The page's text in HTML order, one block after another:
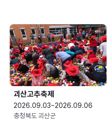
괴산고추축제
2026.09.03~2026.09.06
충청북도 괴산군